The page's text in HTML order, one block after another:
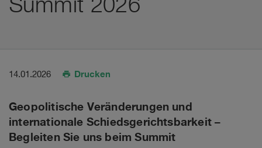
Summit 2026
14.01.2026 Drucken
Geopolitische Veränderungen und
internationale Schiedsgerichtsbarkeit –
Begleiten Sie uns beim Summit